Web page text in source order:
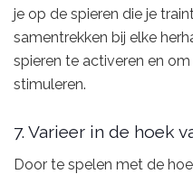
je op de spieren die je
samentrekken bij elke
spieren te activeren en
stimuleren.
7. Varieer in de hoek
Door te spelen met de